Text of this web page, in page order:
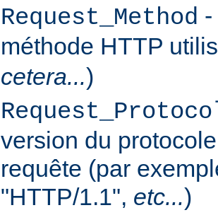
Request_Method
méthode HTTP
cetera...)
version du
requête (par
"HTTP/1.1", etc...)